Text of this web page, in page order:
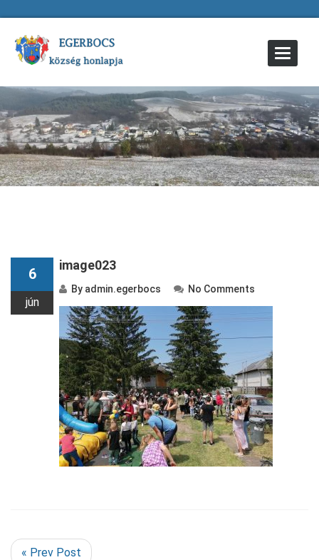
Toggle
6
jún
image023
By admin.egerbocs No Comments
« Prev Post